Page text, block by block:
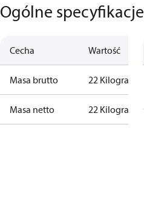
Ogólne specyfikacje
Cecha Wartość
Masa brutto 22 Kilogram
Masa netto 22 Kilogram